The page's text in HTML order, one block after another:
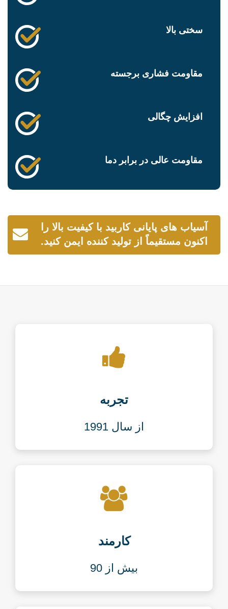
سختی بالا
مقاومت فشاری برجسته
افزایش چگالی
مقاومت عالی در برابر دما
آسیاب های پایانی کاربید با کیفیت بالا را
اکنون مستقیماً از تولید کننده ایمن کنید.
تجربه
از سال 1991
کارمند
بیش از 90